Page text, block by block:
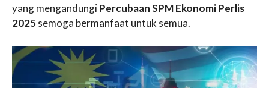
yang mengandungiPercubaan SPM Ekonomi Perlis
2025semoga bermanfaat untuk semua.